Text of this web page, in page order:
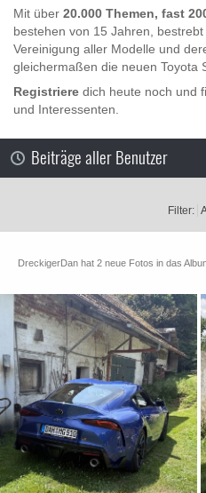
Mit über 20.000 Themen, fast
bestehen von 15 Jahren,
Vereinigung aller Modelle und
gleichermaßen die neuen Toyota
Registriere dich heute noch und
und Interessenten.
Beiträge aller Benutzer
Filter:
DreckigerDan hat 2 neue Fotos in das